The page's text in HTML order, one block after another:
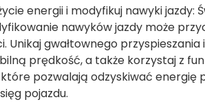
energii i modyfikuj nawyki jazdy:
nawyków jazdy może
Unikaj gwałtownego przyspieszania
prędkość, a także korzystaj z
pozwalają odzyskiwać energię
pojazdu.